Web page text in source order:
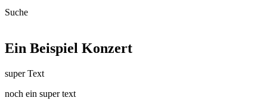
Suche
Ein Beispiel Konzert
super Text
noch ein super text